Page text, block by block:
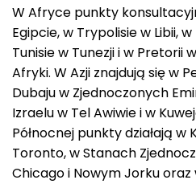
W Afryce punkty
Egipcie, w Trypolisie w Libii,
Tunisie w Tunezji i w Pretorii
Afryki. W Azji znajdują się w
Dubaju w Zjednoczonych
Izraelu w Tel Awiwie i w
Północnej punkty działają
Toronto, w Stanach
Chicago i Nowym Jorku oraz